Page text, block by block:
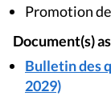
Promotion
Document(s)
Bulletin des
2029)